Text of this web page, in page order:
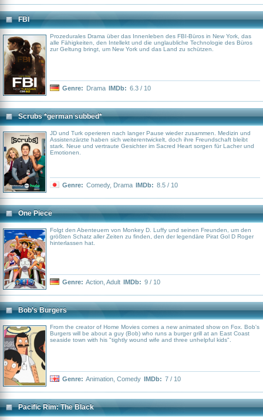
FBI
Prozedurales Drama über das Innenleben des FBI-Büros in New York, das
alle Fähigkeiten, den Intellekt und die unglaubliche Technologie des Büros
zur Geltung bringt, um New York und das Land zu schützen.
Genre: Drama IMDb: 6.3 / 10
Scrubs *german subbed*
JD und Turk operieren nach langer Pause wieder zusammen. Medizin und
Assistenzärzte haben sich weiterentwickelt, doch ihre Freundschaft bleibt
stark. Neue und vertraute Gesichter im Sacred Heart sorgen für Lacher und
Emotionen.
Genre: Comedy, Drama IMDb: 8.5 / 10
One Piece
Folgt den Abenteuern von Monkey D. Luffy und seinen Freunden, um den
größten Schatz aller Zeiten zu finden, den der legendäre Pirat Gol D Roger
hinterlassen hat.
Genre: Action Adult IMDb: 9 / 10
Bob's Burgers
From the creator of Home Movies comes a new animated show on Fox. Bob's
Burgers will be about a guy (Bob) who runs a burger grill at an East Coast
seaside town with his "tightly wound wife and three unhelpful kids".
Genre: Animation Comedy IMDb: 7 / 10
Pacific Rim: The Black